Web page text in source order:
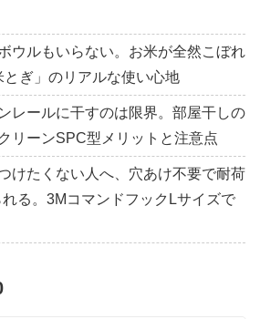
ウルもいらない。お米が全然こぼれ
ぎ」のリアルな使い心地
レールに干すのは限界。部屋干しの
リーンSPC型メリットと注意点
けたくない人へ、穴あけ不要で耐荷
る。3MコマンドフックLサイズで